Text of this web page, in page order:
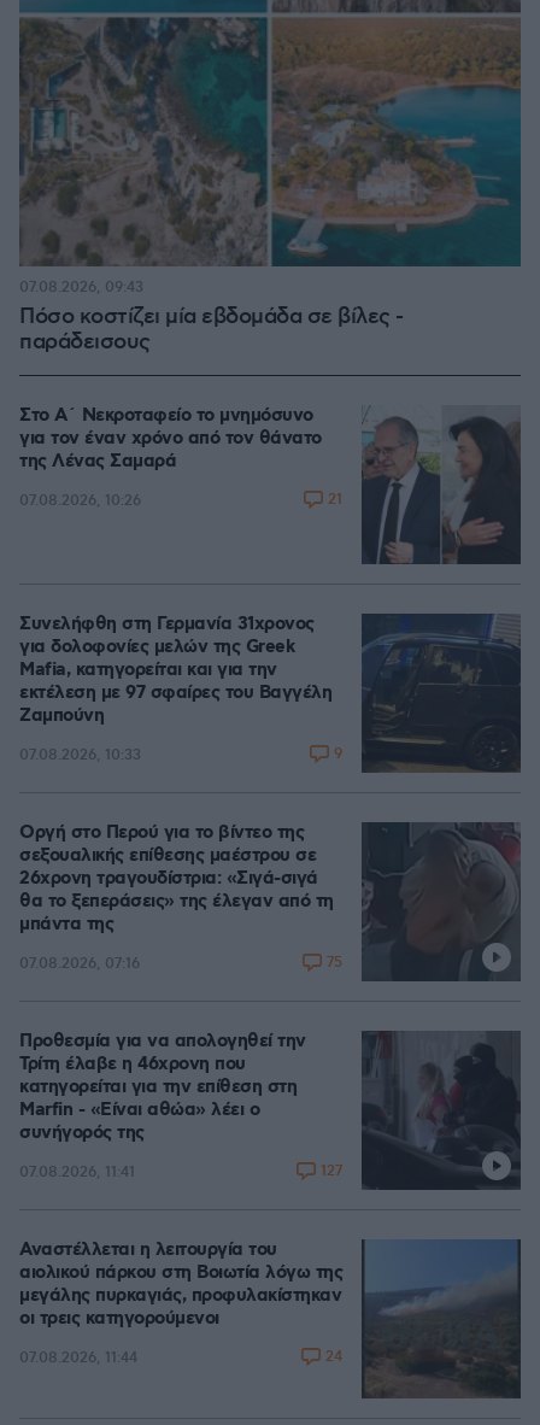
Πόσο κοστίζει μία εβδομάδα σε βίλες -
παράδεισους
07.08.2026, 09:43
Στο Α΄ Νεκροταφείο το μνημόσυνο
για τον έναν χρόνο από τον θάνατο
της Λένας Σαμαρά
07.08.2026, 10:26 21
Συνελήφθη στη Γερμανία 31χρονος
για δολοφονίες μελών της Greek
Mafia, κατηγορείται και για την
εκτέλεση με 97 σφαίρες του Βαγγέλη
Ζαμπούνη
07.08.2026, 10:33 9
Οργή στο Περού για το βίντεο της
σεξουαλικής επίθεσης μαέστρου σε
26χρονη τραγουδίστρια: «Σιγά-σιγά
θα το ξεπεράσεις» της έλεγαν από τη
μπάντα της
07.08.2026, 07:16 75
Προθεσμία για να απολογηθεί την
Τρίτη έλαβε η 46χρονη που
κατηγορείται για την επίθεση στη
Marfin - «Είναι αθώα» λέει ο
συνήγορός της
07.08.2026, 11:41 127
Αναστέλλεται η λειτουργία του
αιολικού πάρκου στη Βοιωτία λόγω της
μεγάλης πυρκαγιάς, προφυλακίστηκαν
οι τρεις κατηγορούμενοι
07.08.2026, 11:44 24